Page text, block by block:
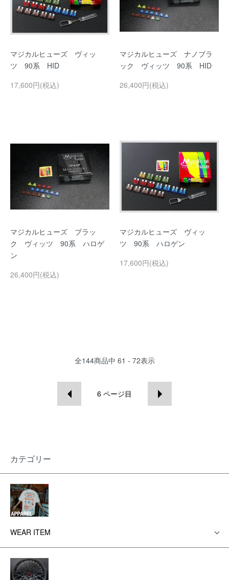
マジカルヒューズ ヴィッ
ツ 90系 HID
17,600円(税込)
マジカルヒューズ ナノブラ
ック ヴィッツ 90系 HID
26,400円(税込)
マジカルヒューズ ブラッ
ク ヴィッツ 90系 ハロゲ
ン
26,400円(税込)
マジカルヒューズ ヴィッ
ツ 90系 ハロゲン
17,600円(税込)
全144商品中 61 - 72表示
6 ページ目
カテゴリー
WEAR ITEM